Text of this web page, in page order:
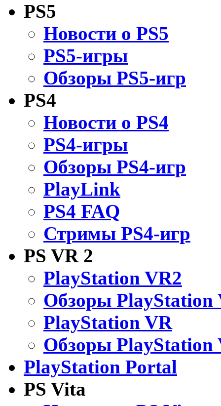
PS5
Новости о PS5
PS5-игры
Обзоры PS5-игр
PS4
Новости о PS4
PS4-игры
Обзоры PS4-игр
PlayLink
PS4 FAQ
Стримы PS4-игр
PS VR 2
PlayStation VR2
Обзоры PlayStation
PlayStation VR
Обзоры PlayStation
PlayStation Portal
PS Vita